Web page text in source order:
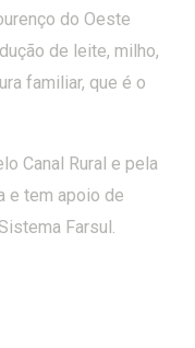
do Oeste
de leite, milho,
familiar, que é o
Canal Rural e pela
e tem apoio de
Farsul.